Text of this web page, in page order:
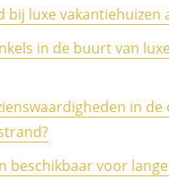
bij luxe vakantiehuizen
in de buurt van
in de
beschikbaar voor